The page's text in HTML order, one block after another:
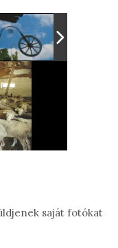
saját fotókat